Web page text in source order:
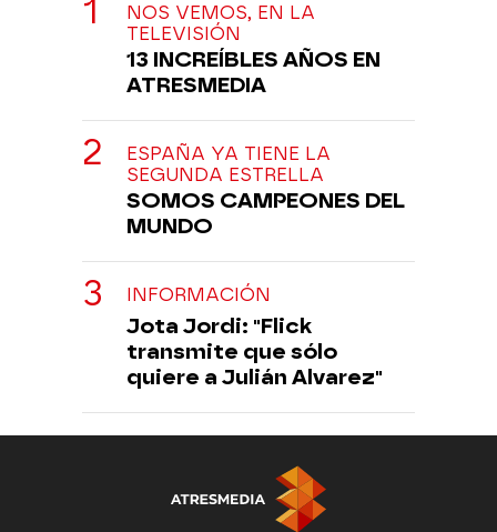
NOS VEMOS, EN LA
TELEVISIÓN
13 INCREÍBLES AÑOS EN
ATRESMEDIA
ESPAÑA YA TIENE LA
SEGUNDA ESTRELLA
SOMOS CAMPEONES DEL
MUNDO
INFORMACIÓN
Jota Jordi: "Flick
transmite que sólo
quiere a Julián Alvarez"